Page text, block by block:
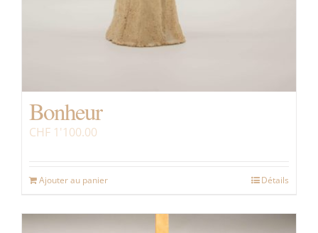
Bonheur
CHF 1'100.00
Ajouter au panier Détails